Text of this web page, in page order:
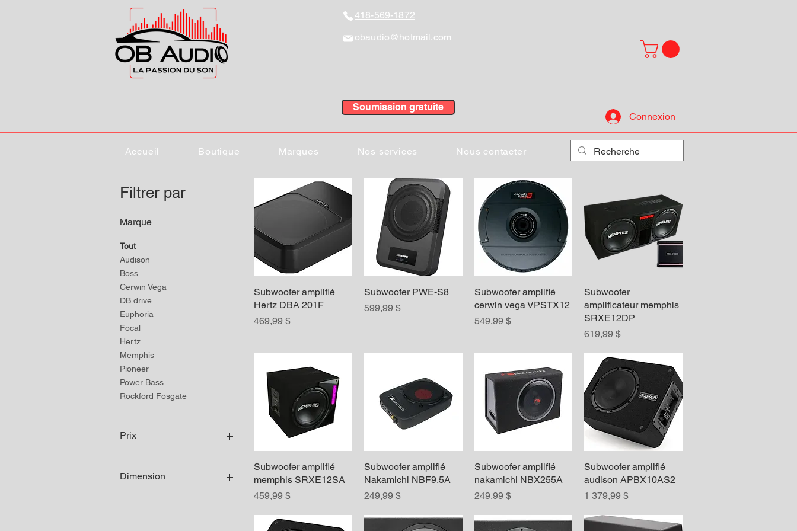
418-569-1872
obaudio@hotmail.com
Soumission gratuite
Connexion
Accueil Boutique Marques Nos services Nous contacter
Filtrer par
Marque
Tout
Audison
Boss
Cerwin Vega
DB drive
Euphoria
Focal
Hertz
Memphis
Pioneer
Power Bass
Rockford Fosgate
Prix
Dimension
6.5 & 8 p. sub
Aperçu rapide
Subwoofer amplifié
Hertz DBA 201F
Prix
469,99 $
Aperçu rapide
Subwoofer PWE-S8
Prix
599,99 $
Aperçu rapide
Subwoofer amplifié
cerwin vega VPSTX12
Prix
549,99 $
Aperçu rapide
Subwoofer
amplificateur memphis
SRXE12DP
Prix
619,99 $
Aperçu rapide
Subwoofer amplifié
memphis SRXE12SA
Prix
459,99 $
Aperçu rapide
Subwoofer amplifié
Nakamichi NBF9.5A
Prix
249,99 $
Aperçu rapide
Subwoofer amplifié
nakamichi NBX255A
Prix
249,99 $
Aperçu rapide
Subwoofer amplifié
audison APBX10AS2
Prix
1 379,99 $